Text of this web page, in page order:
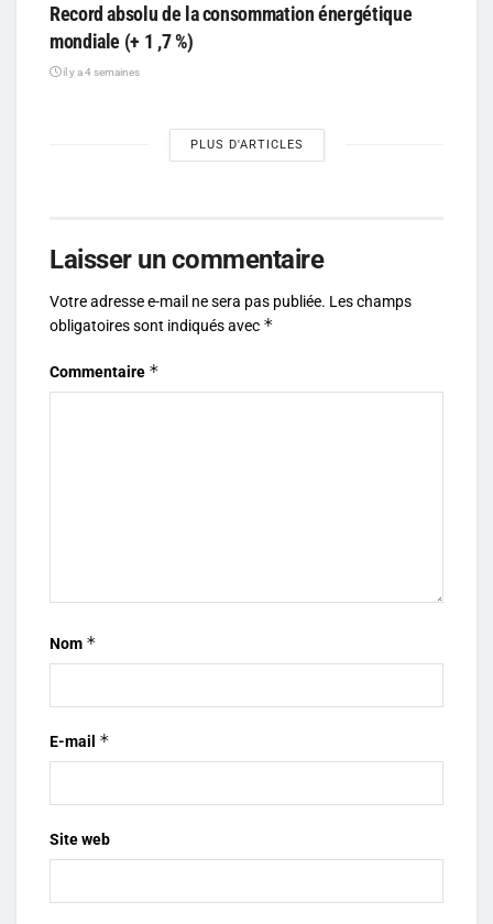
Record absolu de la consommation énergétique
mondiale (+ 1 ,7 %)
il y a 4 semaines
PLUS D'ARTICLES
Laisser un commentaire
Votre adresse e-mail ne sera pas publiée. Les champs
obligatoires sont indiqués avec *
Commentaire *
Nom *
E-mail *
Site web